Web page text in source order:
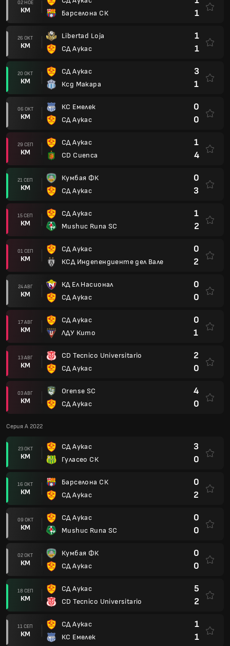
02 НОЕ
КМ
Барселона СК
1
26 ОКТ
КМ
Libertad Loja
СД Аукас
1
1
20 ОКТ
КМ
СД Аукас
Ксд Макара
3
1
06 ОКТ
КМ
КС Емелек
СД Аукас
0
0
29 СЕП
КМ
СД Аукас
CD Cuenca
1
4
21 СЕП
КМ
Кумбая ФК
СД Аукас
0
3
15 СЕП
КМ
СД Аукас
Mushuc Runa SC
1
2
01 СЕП
КМ
СД Аукас
КСД Индепендиенте дел Вале
0
2
24 АВГ
КМ
КД Ел Насионал
СД Аукас
0
0
17 АВГ
КМ
СД Аукас
ЛДУ Кито
0
1
13 АВГ
КМ
CD Tecnico Universitario
СД Аукас
2
0
03 АВГ
КМ
Orense SC
СД Аукас
4
0
Серия A 2022
23 ОКТ
КМ
СД Аукас
Гуласео СК
3
0
16 ОКТ
КМ
Барселона СК
СД Аукас
0
2
09 ОКТ
КМ
СД Аукас
Mushuc Runa SC
0
0
02 ОКТ
КМ
Кумбая ФК
СД Аукас
0
0
18 СЕП
КМ
СД Аукас
CD Tecnico Universitario
5
2
11 СЕП
КМ
СД Аукас
КС Емелек
1
1